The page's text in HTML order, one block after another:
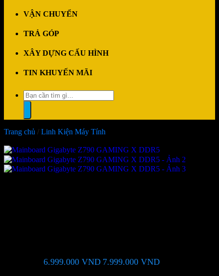
VẬN CHUYỂN
TRẢ GÓP
XÂY DỰNG CẤU HÌNH
TIN KHUYẾN MÃI
Tìm
kiếm:
Trang chủ / Linh Kiện Máy Tính
6.999.000 VND 7.999.000 VND